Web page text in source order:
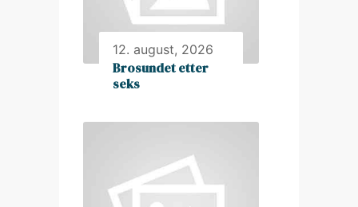
12. august, 2026
Brosundet etter
seks